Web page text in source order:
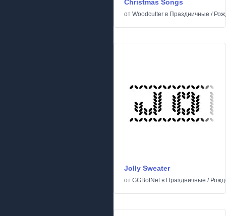
Christmas Songs
от Woodcutter в Праздничные /
Jolly Sweater
от GGBotNetв Праздничные /